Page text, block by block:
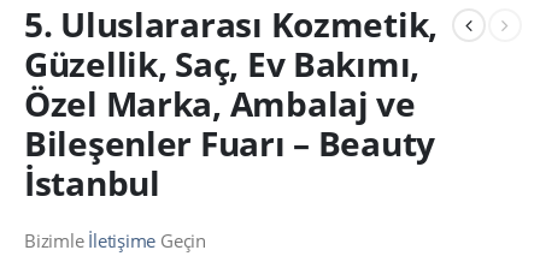
5. Uluslararası Kozmetik,
Güzellik, Saç, Ev Bakımı,
Özel Marka, Ambalaj ve
Bileşenler Fuarı – Beauty
İstanbul
Bizimleİletişime Geçin